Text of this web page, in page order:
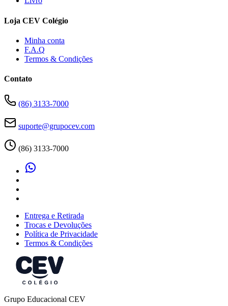
Loja CEV Colégio
Minha conta
F.A.Q
Termos & Condições
Contato
(86) 3133-7000
suporte@grupocev.com
(86) 3133-7000
Entrega e Retirada
Trocas e Devoluções
Política de Privacidade
Termos & Condições
Grupo Educacional CEV